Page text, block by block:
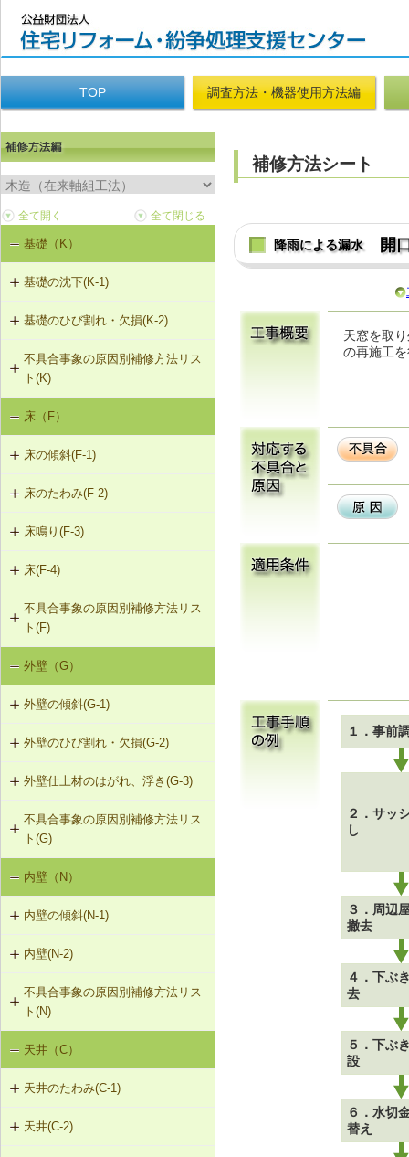
TOP 調査方法・機器使用方法編
基礎（K）
基礎の沈下(K-1)
K-1-101 土台をジャッキアップのう
え、基礎の再施工
K-1-102 布基礎をべた基礎に変更
（基礎天端レベル調整）
K-1-103 布基礎底盤の拡大（基礎の
天端レベル調整）
K-1-104 土台をジャッキアップのう
え、土台と基礎の間にモルタル充填
え、基礎天端レベル調整
K-1-501 基礎をジャッキアップのう
え、鋼管圧入工法
K-1-502 基礎をジャッキアップのう
基礎のひび割れ・欠損(K-2)
K-2-501 樹脂注入工法
K-2-502 充填工法
K-2-503 打直し工法
不具合事象の原因別補修方法リス
ト(K)
基礎の沈下（K-1）
基礎のひび割れ・欠損（K-2）
床（F）
床の傾斜(F-1)
F-1-101 柱による梁の補強
F-1-102 溝形鋼による梁の補強
F-1-103 H形鋼による梁の補強
F-1-104 添え梁による梁の補強
面）
F-1-106 梁の交換
F-1-107 梁と柱の仕口部分を添え柱
物により補強
F-1-109 土台の交換
F-1-110 束立てによる大引きの補強
F-1-111 大引きの補修
F-1-112 根太掛けの補修
F-1-501 大引きの交換
F-1-502 束の交換
F-1-503 束石の再設置
床のたわみ(F-2)
F-2-101 根太の交換
F-2-102 下地合板の張替え（根太を
含む）
床鳴り(F-3)
F-3-101 下地合板の留付け直し
F-3-102 床鳴りの補修
床(F-4)
F-4-001 ビニル床シートの張替え
F-4-002 カーペットの張替え
F-4-501 フローリングの張替え
不具合事象の原因別補修方法リス
ト(F)
床の傾斜（F-1）
床のたわみ（F-2）
床鳴り（F-3）
外壁（G）
外壁の傾斜(G-1)
G-1-101 柱の交換
G-1-102 耐力壁（筋かい）の新設
G-1-103 筋かいの補強・緊結部補強
外壁のひび割れ・欠損(G-2)
G-2-101 モルタル塗替え（下地込
み）
G-2-102 モルタル塗替え
G-2-501 ひび割れ改修工法（外壁
部）
部）
外壁仕上材のはがれ、浮き(G-3)
G-3-101 サイディングの張替え
G-3-102 板張りの張替え（下見板張
り）
G-3-501 サイディングのひび割れの
補修
不具合事象の原因別補修方法リス
ト(G)
外壁の傾斜（G-1）
外壁のひび割れ・欠損（G-2）
外壁仕上材のはがれ、浮き（G-3）
内壁（N）
内壁の傾斜(N-1)
N-1-001 下地材・仕上材の取替え
（内壁部）
内壁(N-2)
N-2-001 仕上材の張替え（内壁部）
不具合事象の原因別補修方法リス
ト(N)
内壁の傾斜（N-1）
天井（C）
天井のたわみ(C-1)
C-1-101 天井の張替え
天井(C-2)
補修方法シート
降雨による漏水 開
天窓を取
の再施工
１．事前
２．サッ
し
３．周辺
撤去
４．下ぶ
去
５．下ぶ
設
６．水切
替え